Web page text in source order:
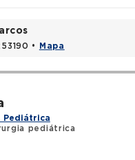
• Mapa
Pediátrica
pediátrica